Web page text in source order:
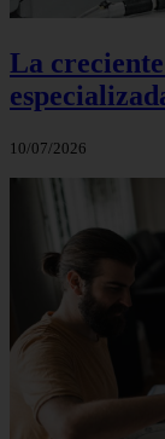
La
10/07/2026